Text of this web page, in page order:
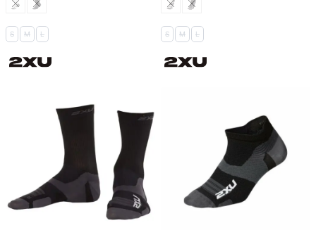
S M L S M L